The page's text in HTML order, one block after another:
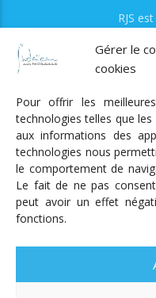
Gérer le
cookies
Pour offrir les
technologies telles que
aux informations des
technologies nous
le comportement de
Le fait de ne pas
peut avoir un effet
fonctions.
RJS
Radio Judaica
Tous droits réservés
RADIO JUDAÏCA
PODCASTS
UN DON
ADHÉRER